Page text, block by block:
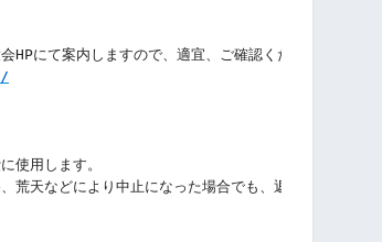
にて案内しますので、適宜、ご確認ください。
使用します 。
天などにより中止になった場合でも、返金が出来な